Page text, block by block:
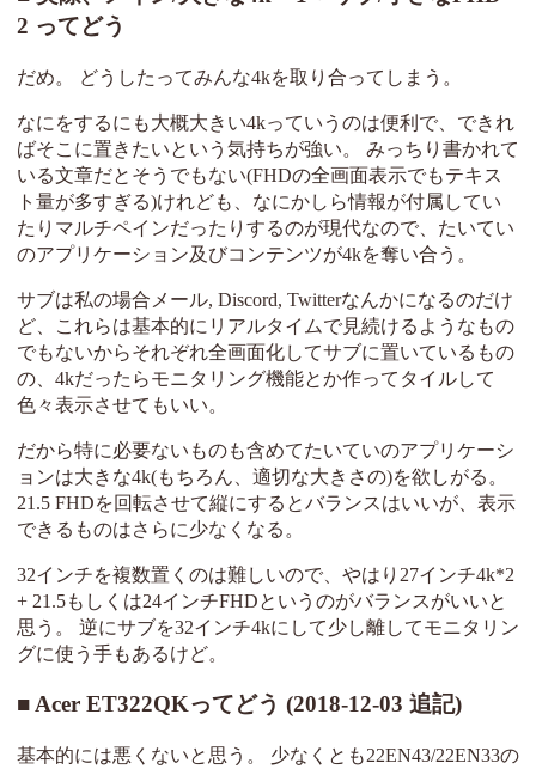
2 ってどう
だめ。 どうしたってみんな4kを取り合ってしまう。
なにをするにも大概大きい4kっていうのは便利で、できれ
ばそこに置きたいという気持ちが強い。 みっちり書かれて
いる文章だとそうでもない(FHDの全画面表示でもテキス
ト量が多すぎる)けれども、なにかしら情報が付属してい
たりマルチペインだったりするのが現代なので、たいてい
のアプリケーション及びコンテンツが4kを奪い合う。
サブは私の場合メール, Discord, Twitterなんかになるのだけ
ど、これらは基本的にリアルタイムで見続けるようなもの
でもないからそれぞれ全画面化してサブに置いているもの
の、4kだったらモニタリング機能とか作ってタイルして
色々表示させてもいい。
だから特に必要ないものも含めてたいていのアプリケーシ
ョンは大きな4k(もちろん、適切な大きさの)を欲しがる。
21.5 FHDを回転させて縦にするとバランスはいいが、表示
できるものはさらに少なくなる。
32インチを複数置くのは難しいので、やはり27インチ4k*2
+ 21.5もしくは24インチFHDというのがバランスがいいと
思う。 逆にサブを32インチ4kにして少し離してモニタリン
グに使う手もあるけど。
Acer ET322QKってどう (2018-12-03 追記)
基本的には悪くないと思う。 少なくとも22EN43/22EN33の